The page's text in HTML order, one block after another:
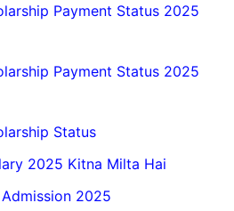
Payment Status 2025
Payment Status 2025
Status
2025 Kitna Milta Hai
2025